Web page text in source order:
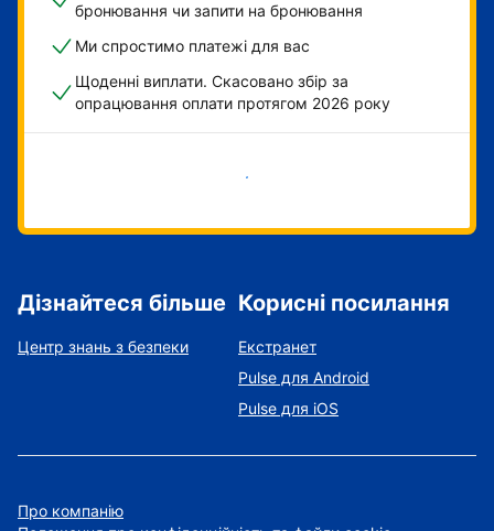
бронювання чи запити на бронювання
Ми спростимо платежі для вас
Щоденні виплати. Скасовано збір за
опрацювання оплати протягом 2026 року
Розпочати зараз
Дізнайтеся більше
Центр знань з безпеки
Корисні посилання
Екстранет
Pulse для Android
Pulse для iOS
Про компанію